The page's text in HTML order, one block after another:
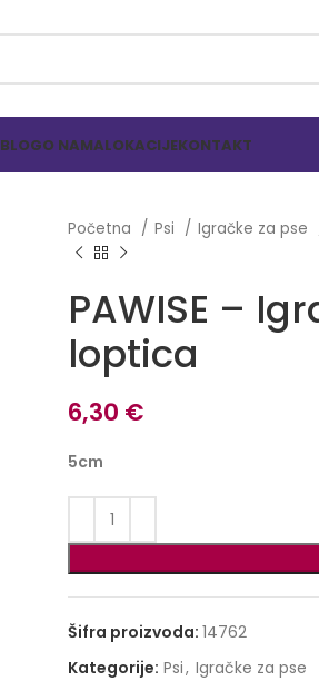
BLOGO NAMALOKACIJEKONTAKT
Početna Psi Igračke za pse
PAWISE –
loptica
6,30 €
5cm
Šifra proizvoda: 14762
Kategorije: Psi, Igračke za pse